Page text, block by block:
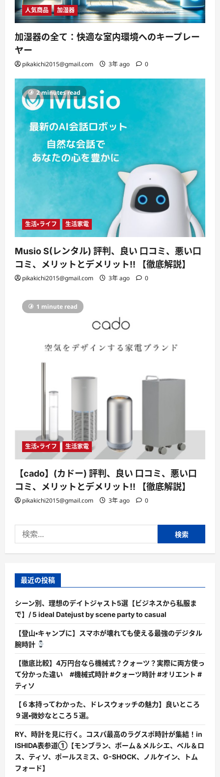
人気商品 加湿器
加湿器の全て：快適な室内環境へのキープレー
ヤー
pikakichi2015@gmail.com 3年 ago 0
2 minutes read
生活・ライフ 生活家電
Musio S(レンタル) 評判、良い 口コミ、悪い口
コミ、メリットとデメリット!! 【徹底解説】
pikakichi2015@gmail.com 3年 ago 0
1 minute read
生活・ライフ 生活家電
【cado】(カドー) 評判、良い 口コミ、悪い口
コミ、メリットとデメリット!! 【徹底解説】
pikakichi2015@gmail.com 3年 ago 0
索:
最近の投稿
シーン別、理想のデイトジャスト5選【ビジネスから私服ま
で】/ 5 ideal Datejust by scene party to casual
【登山・キャンプに】スマホが壊れても使える最強のデジタル
腕時計
【徹底比較】4万円台なら機械式？クォーツ？実際に両方使っ
て分かった違い #機械式時計 #クォーツ時計 #オリエント #
ティソ
【６本持ってわかった、ドレスウォッチの魅力】良いところ
９選・微妙なところ５選。
RY、時計を見に行く。コスパ最高のラグスポ時計が集結！in
ISHIDA表参道①【モンブラン、ボーム＆メルシエ、ベル＆ロ
ス、ティソ、ポールスミス、G-SHOCK、ノルケイン、トム
フォード】